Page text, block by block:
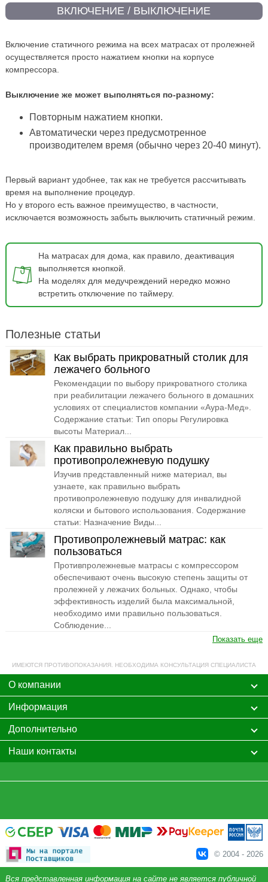
ВКЛЮЧЕНИЕ / ВЫКЛЮЧЕНИЕ
Включение статичного режима на всех матрасах от пролежней
осуществляется просто нажатием кнопки на корпусе
компрессора.
Выключение же может выполняться по-разному:
Повторным нажатием кнопки.
Автоматически через предусмотренное
производителем время (обычно через 20-40 минут).
Первый вариант удобнее, так как не требуется рассчитывать
время на выполнение процедур.
Но у второго есть важное преимущество, в частности,
исключается возможность забыть выключить статичный режим.
На матрасах для дома, как правило, деактивация
выполняется кнопкой.
На моделях для медучреждений нередко можно
встретить отключение по таймеру.
Полезные статьи
Как выбрать прикроватный столик для
лежачего больного
Рекомендации по выбору прикроватного столика
при реабилитации лежачего больного в домашних
условиях от специалистов компании «Аура-Мед».
Содержание статьи: Тип опоры Регулировка
высоты Материал...
Как правильно выбрать
противопролежневую подушку
Изучив представленный ниже материал, вы
узнаете, как правильно выбрать
противопролежневую подушку для инвалидной
коляски и бытового использования. Содержание
статьи: Назначение Виды...
Противопролежневый матрас: как
пользоваться
Противпролежневые матрасы с компрессором
обеспечивают очень высокую степень защиты от
пролежней у лежачих больных. Однако, чтобы
эффективность изделий была максимальной,
необходимо ими правильно пользоваться.
Соблюдение...
Показать еще
ИМЕЮТСЯ ПРОТИВОПОКАЗАНИЯ. НЕОБХОДИМА КОНСУЛЬТАЦИЯ СПЕЦИАЛИСТА
О компании
Информация
Дополнительно
Наши контакты
© 2004 - 2026
Вся представленная информация на сайте не является публичной